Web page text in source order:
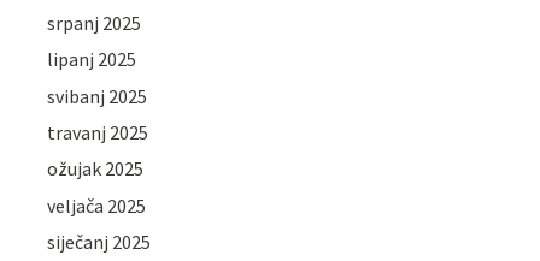
srpanj 2025
lipanj 2025
svibanj 2025
travanj 2025
ožujak 2025
veljača 2025
siječanj 2025